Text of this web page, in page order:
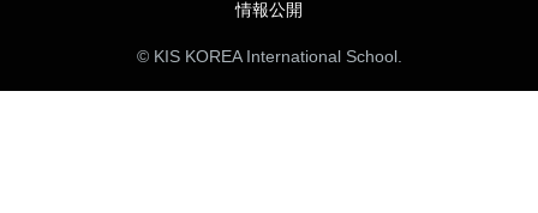
情報公開
© KIS KOREA International School.